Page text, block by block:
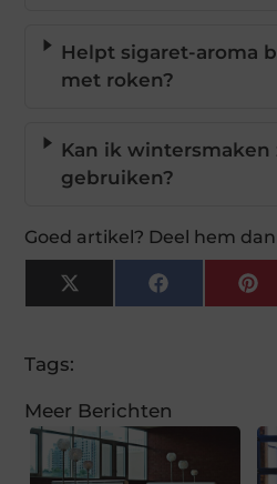
Helpt sigaret-aroma
met roken?
Kan ik wintersmaken
gebruiken?
Goed artikel? Deel hem
X
(Twitter)
Facebook
Tags:
Meer Berichten